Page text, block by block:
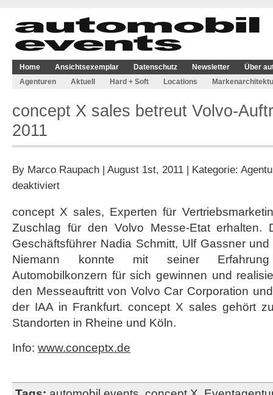
Home Ansichtsexemplar Datenschutz Newsletter
Über
Agenturen
Aktuell Hard + Soft Locations
concept X sales betreut Volvo-
2011
By Marco Raupach | August 1st, 2011 | Kategorie:
deaktiviertfür
sales
betreut
Auftritt
der
IAA
2011
concept X sales, Experten für
Zuschlag für den Volvo Messe-Etat erhalten.
Geschäftsführer Nadia Schmitt, Ulf Gassner
Niemann konnte mit seiner
Automobilkonzern für sich gewinnen und
den Messeauftritt von Volvo Car Corporation
der IAA in Frankfurt. concept X sales gehört
Standorten in Rheine und Köln.
Info: www.conceptx.de